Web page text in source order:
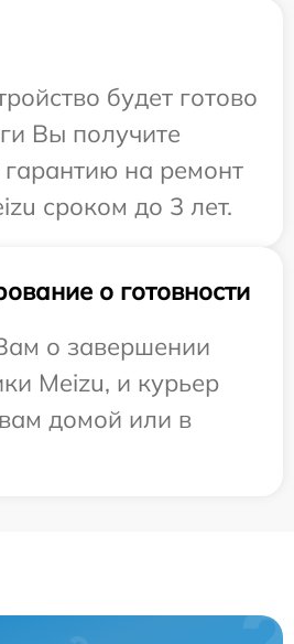
будет готово
Вы получите
на ремонт
сроком до 3 лет.
о готовности
о завершении
Meizu, и курьер
домой или в